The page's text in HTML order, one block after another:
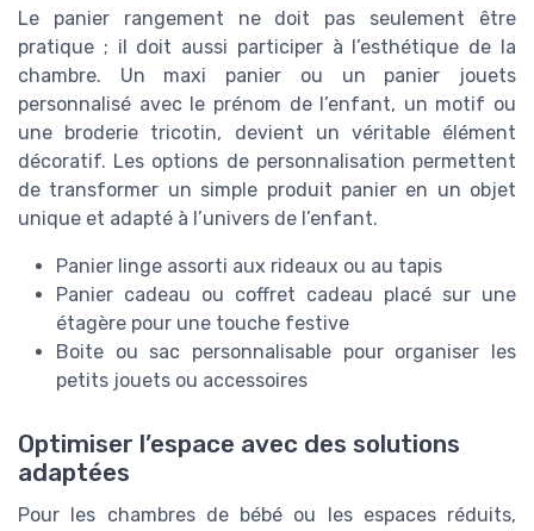
Le panier rangement ne doit pas seulement être
pratique ; il doit aussi participer à l’esthétique de la
chambre. Un maxi panier ou un panier jouets
personnalisé avec le prénom de l’enfant, un motif ou
une broderie tricotin, devient un véritable élément
décoratif. Les options de personnalisation permettent
de transformer un simple produit panier en un objet
unique et adapté à l’univers de l’enfant.
Panier linge assorti aux rideaux ou au tapis
Panier cadeau ou coffret cadeau placé sur une
étagère pour une touche festive
Boite ou sac personnalisable pour organiser les
petits jouets ou accessoires
Optimiser l’espace avec des solutions
adaptées
Pour les chambres de bébé ou les espaces réduits,